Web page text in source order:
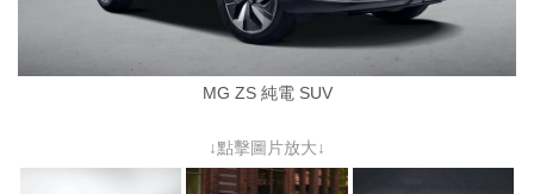
MG ZS 純電 SUV
↓點擊圖片放大↓